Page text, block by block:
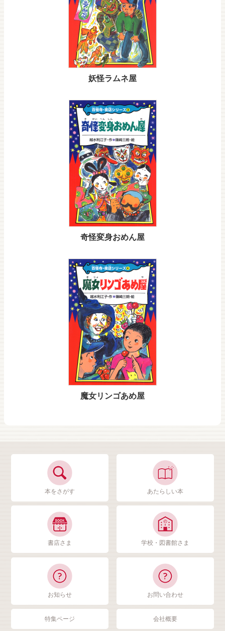
妖怪ラムネ屋
奇怪変身おめん屋
魔女リンゴあめ屋
本をさがす あたらしい本
書店さま 学校・図書館さま
お知らせ お問い合わせ
特集ページ 会社概要